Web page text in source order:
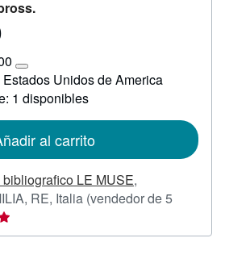
Más
información
sobre
tarifas
envío
Unidos de America
1 disponibles
al carrito
LE MUSE,
RE, Italia (vendedor de 5